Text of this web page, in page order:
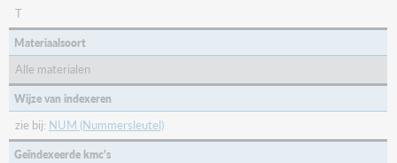
T
Materiaalsoort
Alle materialen
Wijze van indexeren
zie bij: NUM (Nummersleutel)
Geïndexeerde kmc's